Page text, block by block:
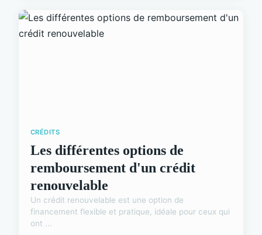
CRÉDITS
Les différentes options de
remboursement d'un crédit
renouvelable
Un crédit renouvelable est une option de
financement flexible et pratique, idéale pour ceux qui
ont ...